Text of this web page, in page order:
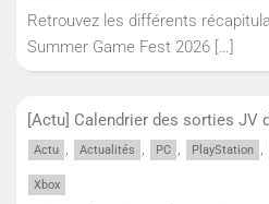
Retrouvez les différents
Summer Game Fest 2026 […]
[Actu] Calendrier des sorties JV
Actu , Actualités , PC , PlayStation ,
Xbox